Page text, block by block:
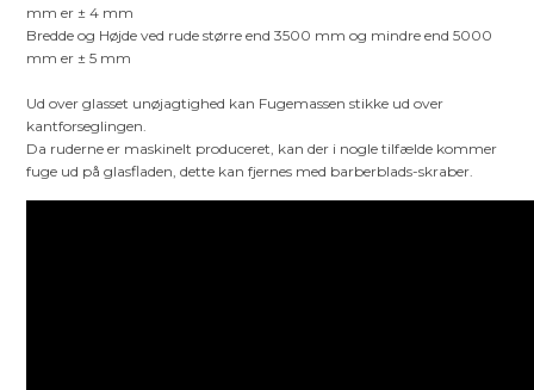
mm er ± 4 mm
Bredde og Højde ved rude større end 3500 mm og mindre end 5000
mm er ± 5 mm
Ud over glasset unøjagtighed kan Fugemassen stikke ud over
kantforseglingen.
Da ruderne er maskinelt produceret, kan der i nogle tilfælde kommer
fuge ud på glasfladen, dette kan fjernes med barberblads-skraber.